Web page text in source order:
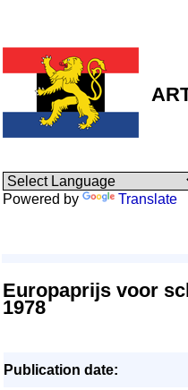
Powered by Translate
Europaprijs voor
1978
Publication date: